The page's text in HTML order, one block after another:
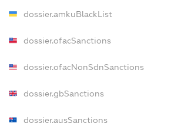
dossier.amkuBlackList
dossier.ofacSanctions
dossier.ofacNonSdnSanctions
dossier.gbSanctions
dossier.ausSanctions